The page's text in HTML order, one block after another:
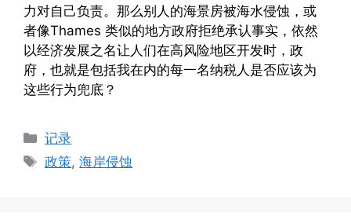
力对自己负责。那么别人的海景房被海水侵蚀，或
者像Thames 类似的地方政府拒绝承认事实，依然
以经济发展之名让人们在高风险地区开发时，政
府，也就是包括我在内的每一名纳税人是否应该为
这些行为兜底？
Categories
记录
Tags
政策,海岸侵蚀